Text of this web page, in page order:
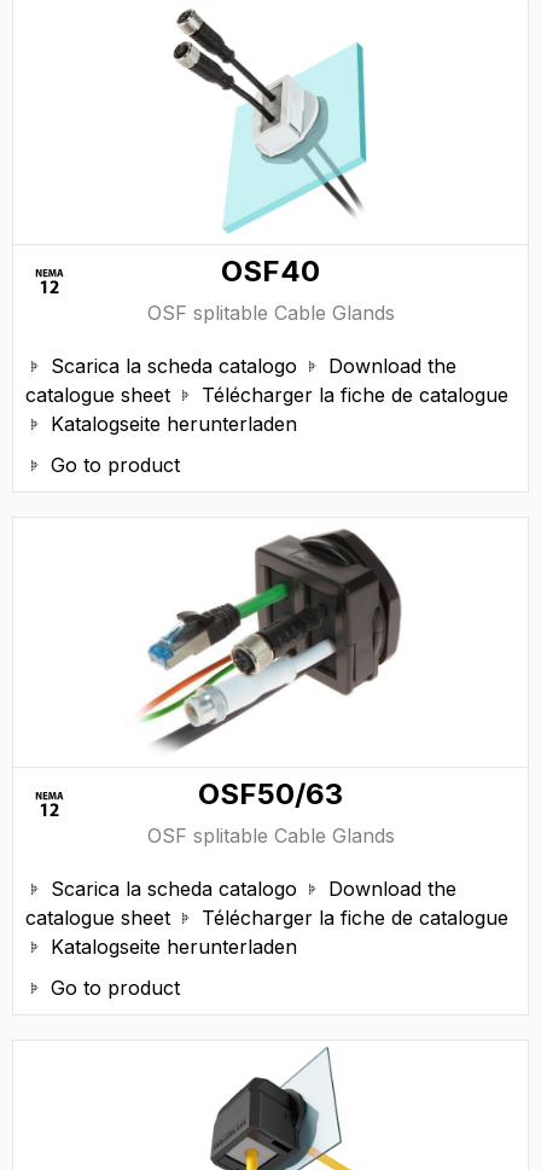
OSF40
OSF splitable Cable Glands
 Scarica la scheda catalogo 
Download the
catalogue sheet
 Télécharger la fiche de catalogue
 Katalogseite herunterladen
 Go to product
OSF50/63
OSF splitable Cable Glands
 Scarica la scheda catalogo 
Download the
catalogue sheet
 Télécharger la fiche de catalogue
 Katalogseite herunterladen
 Go to product